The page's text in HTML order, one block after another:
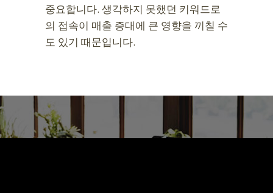
중요합니다. 생각하지 못했던 키워드로
의 접속이 매출 증대에 큰 영향을 끼칠 수
도 있기 때문입니다.